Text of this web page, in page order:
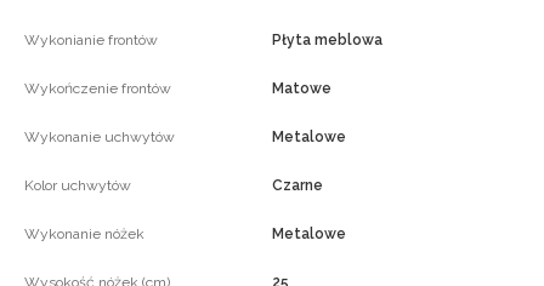
Wykonianie frontów Płyta meblowa
Wykończenie frontów Matowe
Wykonanie uchwytów Metalowe
Kolor uchwytów Czarne
Wykonanie nóżek Metalowe
Wysokość nóżek (cm) 25